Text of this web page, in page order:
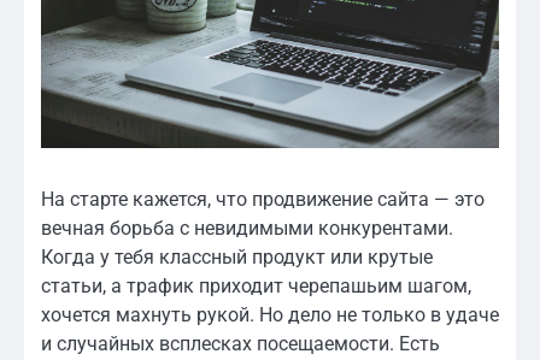
На старте кажется, что продвижение сайта — это
вечная борьба с невидимыми конкурентами.
Когда у тебя классный продукт или крутые
статьи, а трафик приходит черепашьим шагом,
хочется махнуть рукой. Но дело не только в удаче
и случайных всплесках посещаемости. Есть